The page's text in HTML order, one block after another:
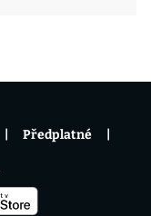
Předplatné